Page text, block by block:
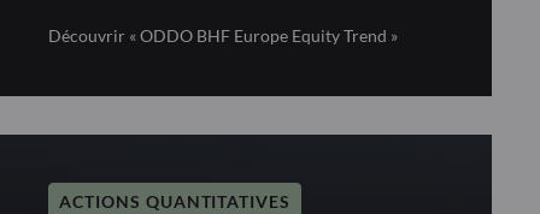
Découvrir « ODDO BHF Europe Equity Trend »
ACTIONS QUANTITATIVES